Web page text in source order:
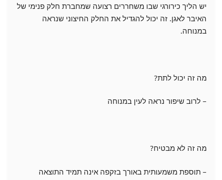
יש הליך כירורגי שבו משחררים רצועה שמחברת חלק פנימי של
האיבר לאגן. זה יכול להגדיל את החלק החיצוני שנראה
במנוחה.
מה זה יכול לתת?
– לרוב שיפור נראה לעין במנוחה
מה זה לא מבטיח?
– תוספת משמעותית באורך בזקפה אינה תמיד התוצאה